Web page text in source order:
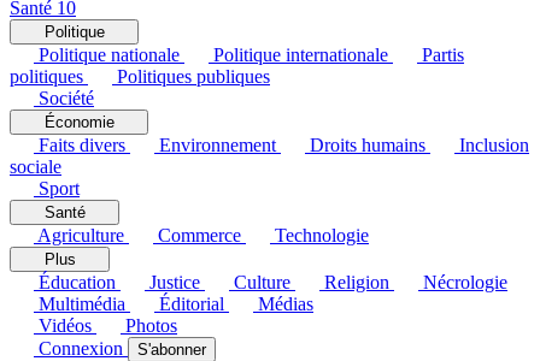
Santé 10
Politique
Politique nationale Politique internationale
Partis
politiques
Politiques publiques
Société
Économie
Faits divers Environnement Droits humains
Inclusion
sociale
Sport
Santé
Agriculture Commerce Technologie
Plus
Éducation Justice Culture Religion
Nécrologie
Multimédia
Éditorial
Médias
Vidéos
Photos
Connexion
S'abonner